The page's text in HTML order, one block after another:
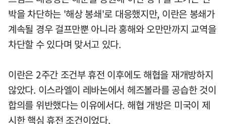
박을 차단하는 '해상 봉쇄'로 대응했지만, 이란은 봉쇄가
계속될 경우 걸프만뿐 아니라 홍해와 오만만까지 교역을
차단할 수 있다며 맞서고 있다.
이란은 2주간 조건부 휴전 이후에도 해협을 재개방하지
않았다. 이스라엘이 레바논에서 헤즈볼라를 공습한 것이
합의를 위반했다는 이유에서다. 해협 개방은 미국이 제
시한 핵심 휴전 조건이었다.